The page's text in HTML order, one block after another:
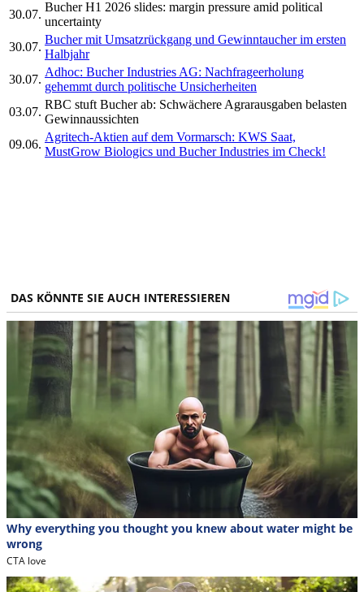
30.07.
Bucher H1 2026 slides: margin pressure amid political
uncertainty
30.07.
Bucher mit Umsatzrückgang und Gewinntaucher im ersten
Halbjahr
30.07.
Adhoc: Bucher Industries AG: Nachfrageerholung
gehemmt durch politische Unsicherheiten
03.07.
RBC stuft Bucher ab: Schwächere Agrarausgaben belasten
Gewinnaussichten
09.06.
Agritech-Aktien auf dem Vormarsch: KWS Saat,
MustGrow Biologics und Bucher Industries im Check!